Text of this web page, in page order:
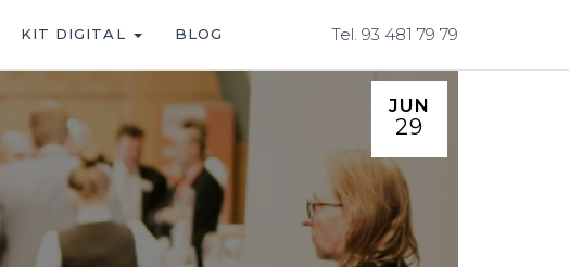
KIT DIGITAL BLOG Tel. 93 481 79 79
JUN
29